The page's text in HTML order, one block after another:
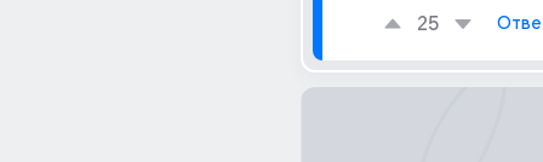
25